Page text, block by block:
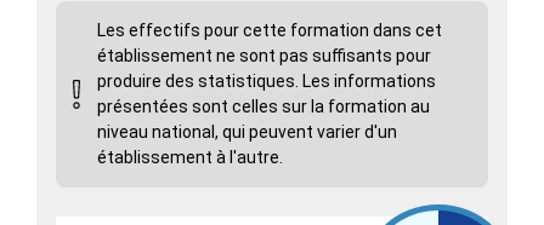
Les effectifs pour cette formation dans cet
établissement ne sont pas suffisants pour
produire des statistiques. Les informations
présentées sont celles sur la formation au
niveau national, qui peuvent varier d'un
établissement à l'autre.